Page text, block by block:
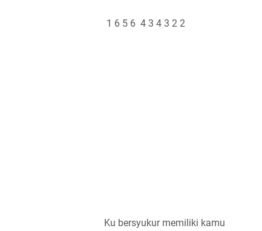
1 6 5 6 4 3 4 3 2 2
Ku bersyukur memiliki kamu